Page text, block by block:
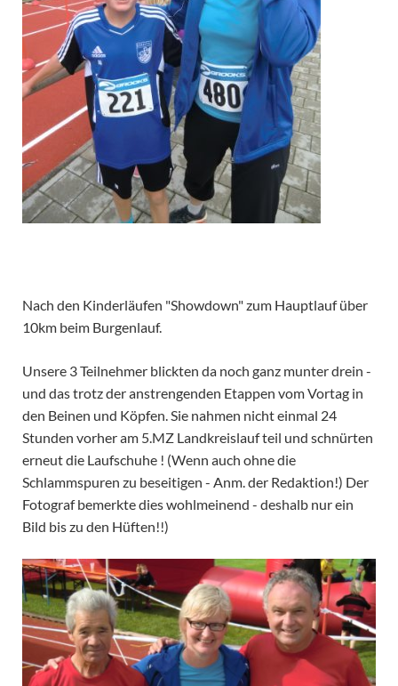
Nach den Kinderläufen "Showdown" zum Hauptlauf über
10km beim Burgenlauf.
Unsere 3 Teilnehmer blickten da noch ganz munter drein -
und das trotz der anstrengenden Etappen vom Vortag in
den Beinen und Köpfen. Sie nahmen nicht einmal 24
Stunden vorher am 5.MZ Landkreislauf teil und schnürten
erneut die Laufschuhe ! (Wenn auch ohne die
Schlammspuren zu beseitigen - Anm. der Redaktion!) Der
Fotograf bemerkte dies wohlmeinend - deshalb nur ein
Bild bis zu den Hüften!!)